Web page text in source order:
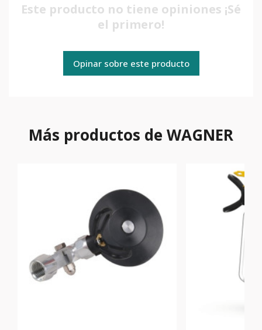
Este producto no tiene opiniones ¡Sé
el primero!
Opinar sobre este producto
Más productos de WAGNER